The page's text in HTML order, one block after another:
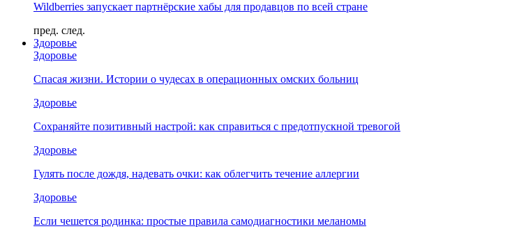
Wildberries запускает партнёрские хабы для продавцов по всей стране
пред. след.
Здоровье
Здоровье
Спасая жизни. Истории о чудесах в операционных омских больниц
Здоровье
Сохраняйте позитивный настрой: как справиться с предотпускной тревогой
Здоровье
Гулять после дождя, надевать очки: как облегчить течение аллергии
Здоровье
Если чешется родинка: простые правила самодиагностики меланомы